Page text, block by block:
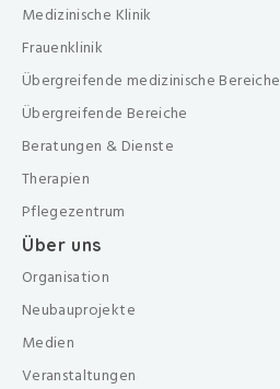
Medizinische Klinik
Frauenklinik
Übergreifende medizinische Bereiche
Übergreifende Bereiche
Beratungen & Dienste
Therapien
Pflegezentrum
Über uns
Organisation
Neubauprojekte
Medien
Veranstaltungen